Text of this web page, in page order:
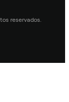
reservados.